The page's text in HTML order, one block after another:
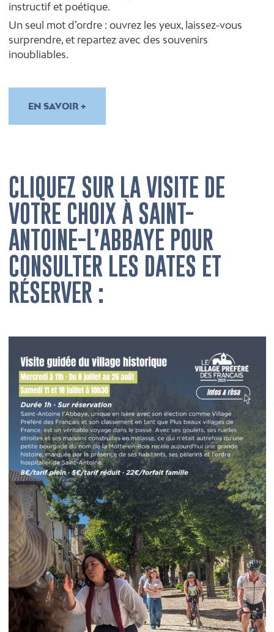
instructif et poétique.
Un seul mot d’ordre : ouvrez les yeux, laissez-vous
surprendre, et repartez avec des souvenirs
inoubliables.
EN SAVOIR +
CLIQUEZ SUR LA VISITE DE
VOTRE CHOIX À SAINT-
ANTOINE-L’ABBAYE POUR
CONSULTER LES DATES ET
RÉSERVER :